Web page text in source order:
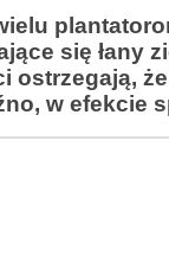
się łany
ostrzegają,
w efekcie